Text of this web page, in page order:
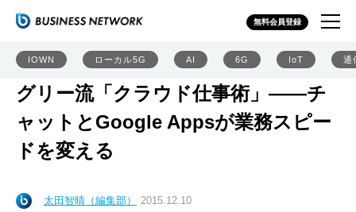
無料会員登録
IOWN ローカル5G AI 6G IoT 通
グリー流「クラウド仕事術」――チ
ャットとGoogle Appsが業務スピー
ドを変える
太田智晴（編集部） 2015.12.10